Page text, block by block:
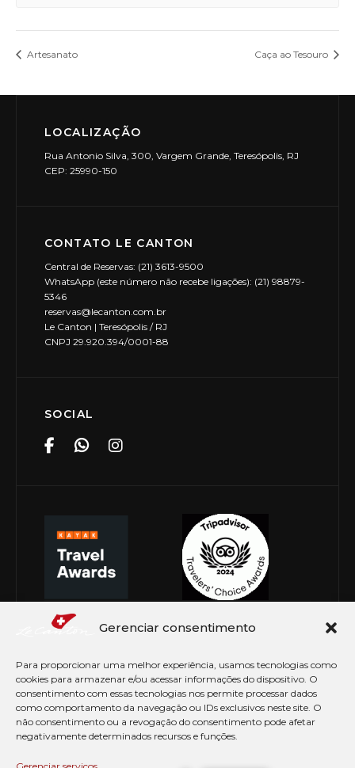
Gerenciar consentimento
Para proporcionar uma melhor experiência, usamos tecnologias como
cookies para armazenar e/ou acessar informações do dispositivo. O
consentimento com essas tecnologias nos permite processar dados
como comportamento da navegação ou IDs exclusivos neste site. O
não consentimento ou a revogação do consentimento pode afetar
negativamente determinados recursos e funções.
Artesanato Caça ao Tesouro
LOCALIZAÇÃO
Rua Antonio Silva, 300, Vargem Grande, Teresópolis, RJ
CEP: 25990-150
CONTATO LE CANTON
Central de Reservas: (21) 3613-9500
WhatsApp (este número não recebe ligações): (21) 98879-
5346
reservas@lecanton.com.br
Le Canton | Teresópolis / RJ
CNPJ 29.920.394/0001-88
SOCIAL
© Copyright 2026 Le Canton. Todos os direitos